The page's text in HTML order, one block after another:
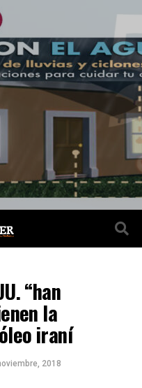
“han
la
iraní
2018